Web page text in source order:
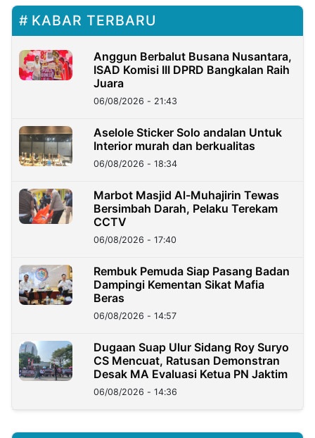
KABAR TERBARU
Anggun Berbalut Busana Nusantara,
ISAD Komisi III DPRD Bangkalan Raih
Juara
06/08/2026 - 21:43
Aselole Sticker Solo andalan Untuk
Interior murah dan berkualitas
06/08/2026 - 18:34
Marbot Masjid Al-Muhajirin Tewas
Bersimbah Darah, Pelaku Terekam
CCTV
06/08/2026 - 17:40
Rembuk Pemuda Siap Pasang Badan
Dampingi Kementan Sikat Mafia
Beras
06/08/2026 - 14:57
Dugaan Suap Ulur Sidang Roy Suryo
CS Mencuat, Ratusan Demonstran
Desak MA Evaluasi Ketua PN Jaktim
06/08/2026 - 14:36